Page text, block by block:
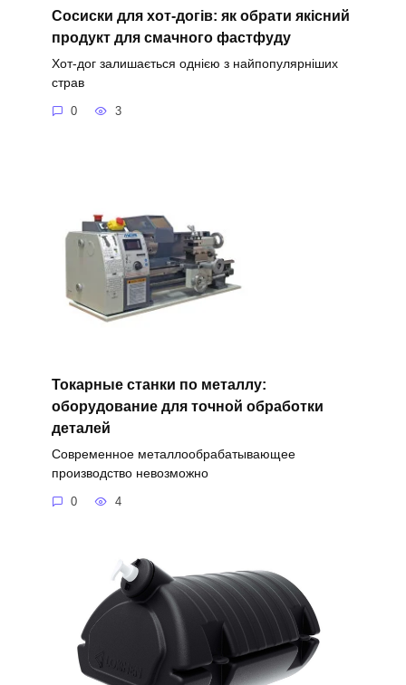
Сосиски для хот-догів: як обрати якісний
продукт для смачного фастфуду
Хот-дог залишається однією з найпопулярніших
страв
0 3
Токарные станки по металлу:
оборудование для точной обработки
деталей
Современное металлообрабатывающее
производство невозможно
0 4